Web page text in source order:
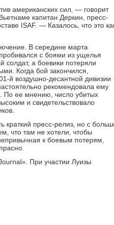
американских сил, — говорит
капитан Деркин, пресс-
ISAF. — Казалось, что это
В середине марта
с боями из ущелья
солдат, а боевики потеряли
Когда бой закончился,
й воздушно-десантной дивизии
рекомендовала ему
По ее мнению, число убитых
и свидетельствовало
краткий пресс-релиз, но с
что там не хотели, чтобы
к боевым потерям,
При участии Луизы